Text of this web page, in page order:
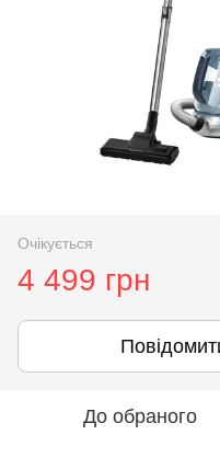
Очікується
4 499 грн
До обраного